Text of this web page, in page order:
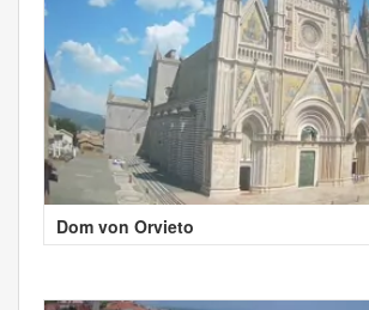
Dom von Orvieto